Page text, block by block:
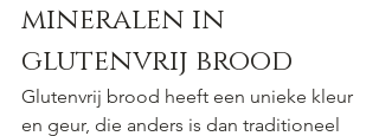
mineralen in
glutenvrij brood
Glutenvrij brood heeft een unieke kleur
en geur, die anders is dan traditioneel